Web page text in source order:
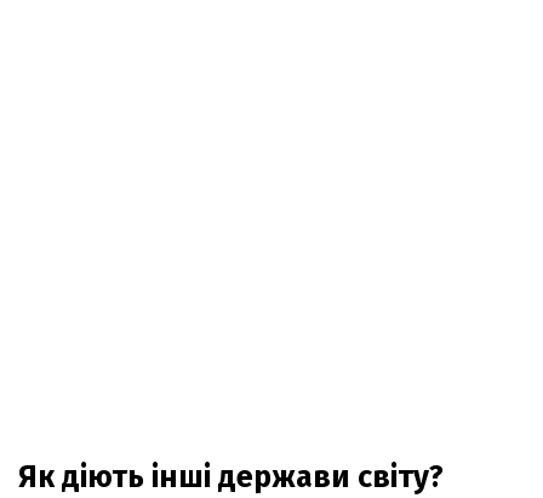
Як діють інші держави світу?